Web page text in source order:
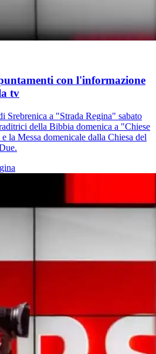
con l'informazione
tv
a "Strada Regina" sabato
della Bibbia domenica a "Chiese
la Messa domenicale dalla Chiesa del